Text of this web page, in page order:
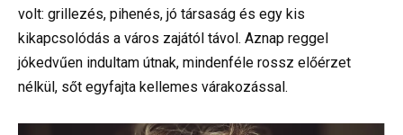
volt: grillezés, pihenés, jó társaság és egy kis
kikapcsolódás a város zajától távol. Aznap reggel
jókedvűen indultam útnak, mindenféle rossz előérzet
nélkül, sőt egyfajta kellemes várakozással.